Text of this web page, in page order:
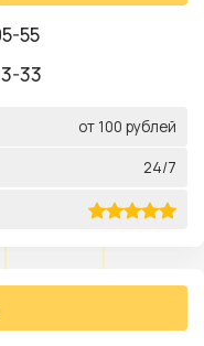
55
33
от 100 рублей
24/7